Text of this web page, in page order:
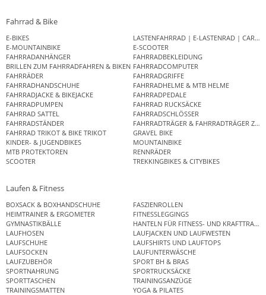
Fahrrad & Bike
E-BIKES
LASTENFAHRRAD | E-LASTENRAD |
E-MOUNTAINBIKE
E-SCOOTER
FAHRRADANHÄNGER
FAHRRADBEKLEIDUNG
BRILLEN ZUM FAHRRADFAHREN & BIKEN FAHRRADCOMPUTER
FAHRRÄDER
FAHRRADGRIFFE
FAHRRADHANDSCHUHE
FAHRRADHELME & MTB HELME
FAHRRADJACKE & BIKEJACKE
FAHRRADPEDALE
FAHRRADPUMPEN
FAHRRAD RUCKSÄCKE
FAHRRAD SATTEL
FAHRRADSCHLÖSSER
FAHRRADSTÄNDER
FAHRRADTRÄGER & FAHRRADTRÄGER
FAHRRAD TRIKOT & BIKE TRIKOT
GRAVEL BIKE
KINDER- & JUGENDBIKES
MOUNTAINBIKE
MTB PROTEKTOREN
RENNRÄDER
SCOOTER
TREKKINGBIKES & CITYBIKES
Laufen & Fitness
BOXSACK & BOXHANDSCHUHE
FASZIENROLLEN
HEIMTRAINER & ERGOMETER
FITNESSLEGGINGS
GYMNASTIKBÄLLE
HANTELN FÜR FITNESS- UND
LAUFHOSEN
LAUFJACKEN UND LAUFWESTEN
LAUFSCHUHE
LAUFSHIRTS UND LAUFTOPS
LAUFSOCKEN
LAUFUNTERWÄSCHE
LAUFZUBEHÖR
SPORT BH & BRAS
SPORTNAHRUNG
SPORTRUCKSÄCKE
SPORTTASCHEN
TRAININGSANZÜGE
TRAININGSMATTEN
YOGA & PILATES